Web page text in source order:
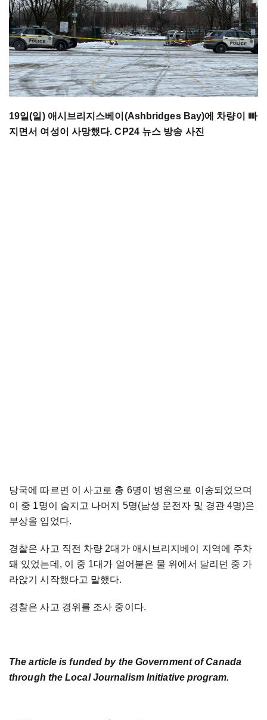
19일(일) 애시브리지스베이(Ashbridges Bay)에 차량이 빠
지면서 여성이 사망했다. CP24 뉴스 방송 사진
당국에 따르면 이 사고로 총 6명이 병원으로 이송되었으며
이 중 1명이 숨지고 나머지 5명(남성 운전자 및 경관 4명)은
부상을 입었다.
경찰은 사고 직전 차량 2대가 애시브리지베이 지역에 주차
돼 있었는데, 이 중 1대가 얼어붙은 물 위에서 달리던 중 가
라앉기 시작했다고 말했다.
경찰은 사고 경위를 조사 중이다.
The article is funded by the Government of Canada
through the Local Journalism Initiative program.